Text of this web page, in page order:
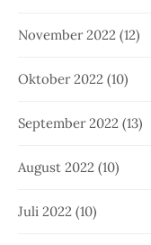
November 2022 (12)
Oktober 2022 (10)
September 2022 (13)
August 2022 (10)
Juli 2022 (10)